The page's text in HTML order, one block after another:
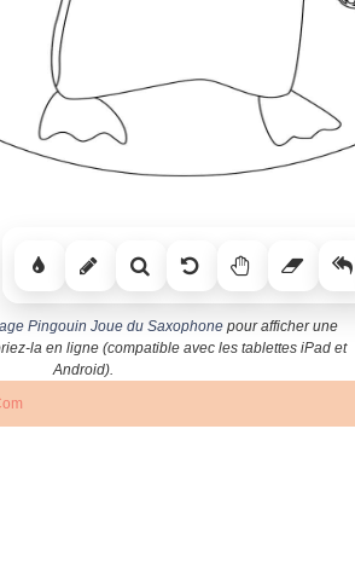
Pingouin Joue du Saxophonepour afficher une
la en ligne (compatible avec les tablettes iPad et
Android).